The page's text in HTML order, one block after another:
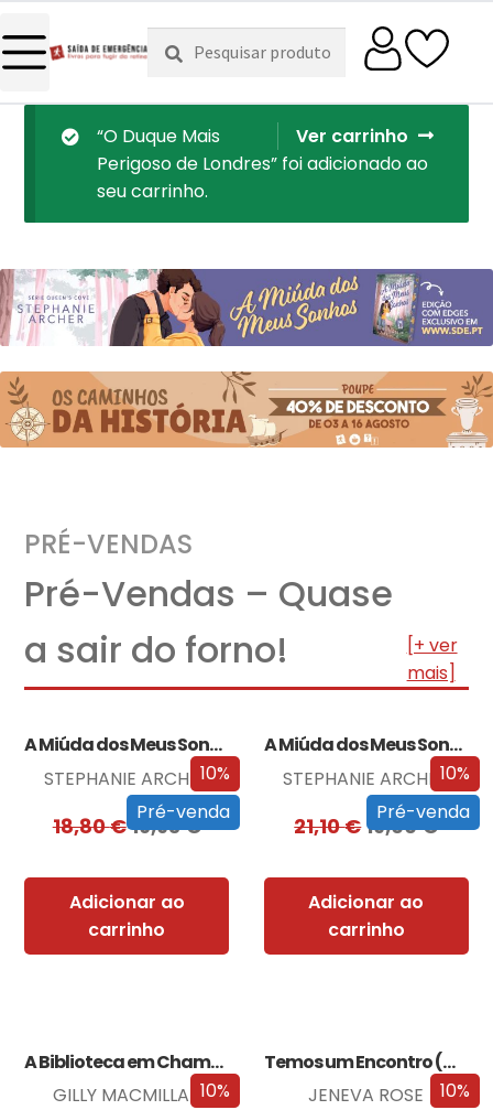
Pesquisar
por:
Pesquisa
Ver carrinho
“O Duque Mais
Perigoso de Londres” foi adicionado ao
seu carrinho.
PRÉ-VENDAS
Pré-Vendas – Quase
a sair do forno!
[+ ver
mais]
10%
Pré-venda
A Miúda dos Meus Sonhos
STEPHANIE ARCHER
18,80€16,93€
Adicionar ao
carrinho
10%
Pré-venda
A Miúda dos Meus Sonhos – Edição…
STEPHANIE ARCHER
21,10€19,00€
Adicionar ao
carrinho
10%
A Biblioteca em Chamas
GILLY MACMILLAN
10%
Temos um Encontro (Outra Vez)
JENEVA ROSE